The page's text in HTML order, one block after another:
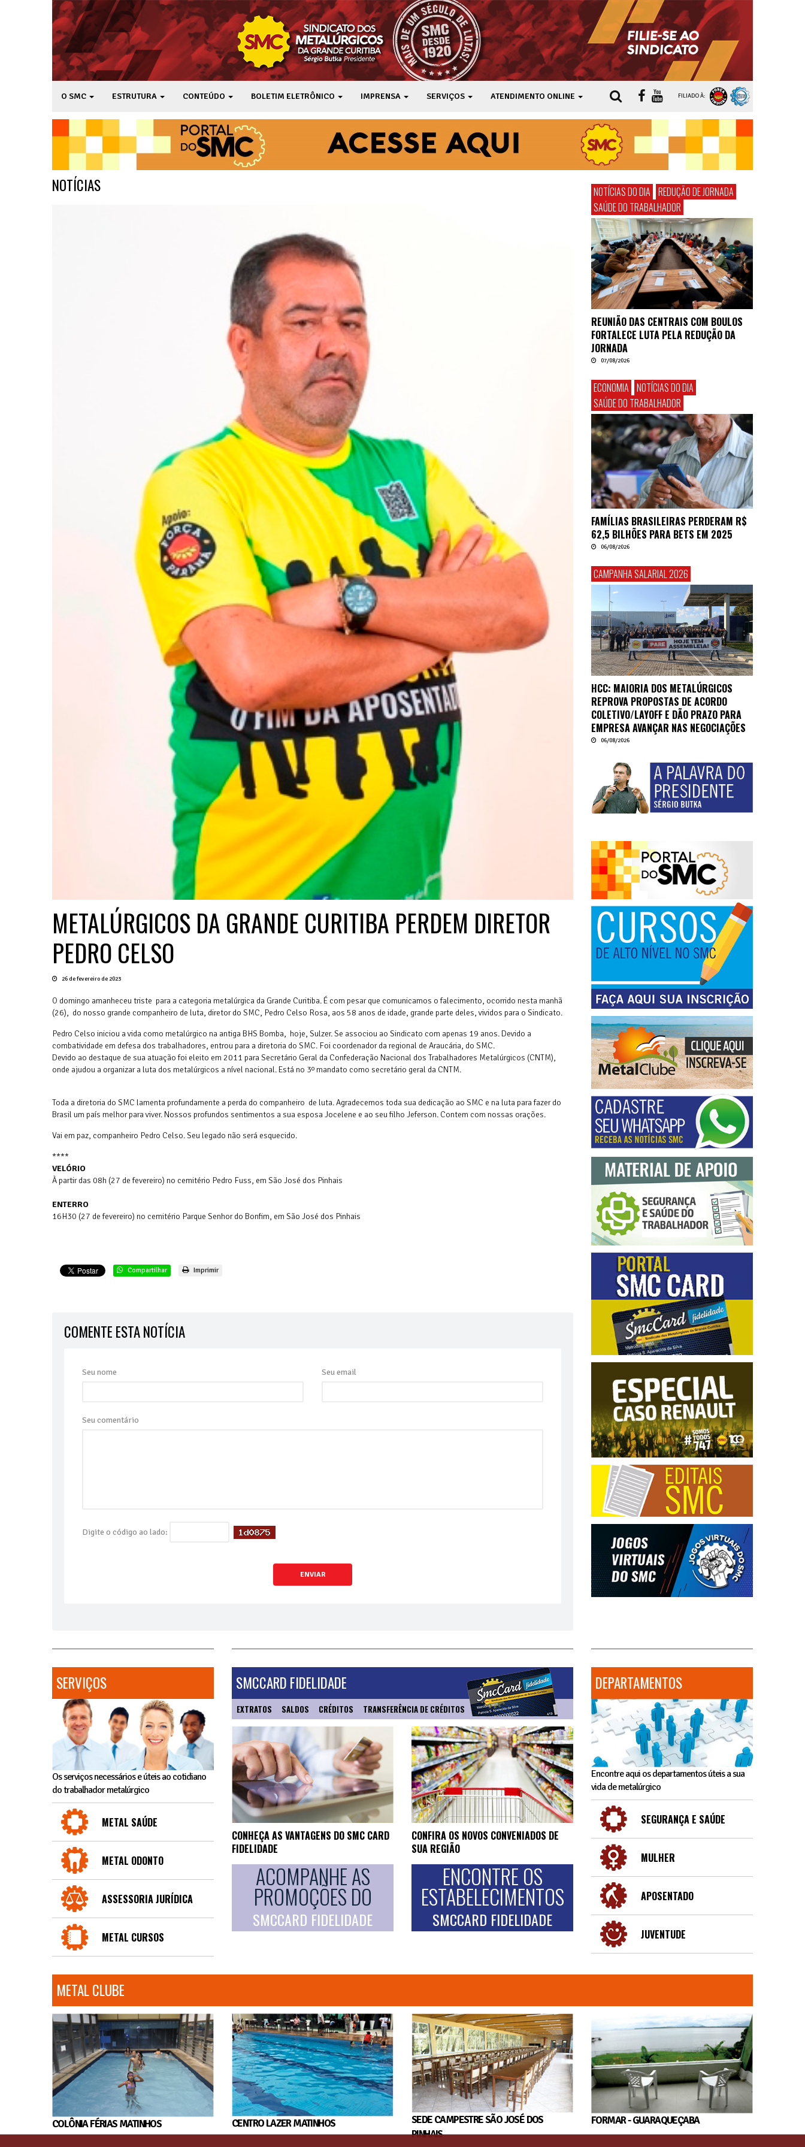
O SMC ESTRUTURA CONTEÚDO BOLETIM ELETRÔNICO IMPRENSA SERVIÇOS ATENDIMENTO ONLINE FILIADO À:
NOTÍCIAS
METALÚRGICOS DA GRANDE CURITIBA PERDEM DIRETOR
PEDRO CELSO
26 de fevereiro de 2023
O domingo amanheceu triste para a categoria metalúrgica da Grande Curitiba. É com pesar que comunicamos o falecimento, ocorrido nesta manhã
(26), do nosso grande companheiro de luta, diretor do SMC, Pedro Celso Rosa, aos 58 anos de idade, grande parte deles, vividos para o Sindicato.
Pedro Celso iniciou a vida como metalúrgico na antiga BHS Bomba, hoje, Sulzer. Se associou ao Sindicato com apenas 19 anos. Devido a
combatividade em defesa dos trabalhadores, entrou para a diretoria do SMC. Foi coordenador da regional de Araucária, do SMC.
Devido ao destaque de sua atuação foi eleito em 2011 para Secretário Geral da Confederação Nacional dos Trabalhadores Metalúrgicos (CNTM),
onde ajudou a organizar a luta dos metalúrgicos a nível nacional. Está no 3º mandato como secretário geral da CNTM.
Toda a diretoria do SMC lamenta profundamente a perda do companheiro de luta. Agradecemos toda sua dedicação ao SMC e na luta para fazer do
Brasil um país melhor para viver. Nossos profundos sentimentos a sua esposa Jocelene e ao seu filho Jeferson. Contem com nossas orações.
Vai em paz, companheiro Pedro Celso. Seu legado não será esquecido.
****
VELÓRIO
À partir das 08h (27 de fevereiro) no cemitério Pedro Fuss, em São José dos Pinhais
ENTERRO
16H30 (27 de fevereiro) no cemitério Parque Senhor do Bonfim, em São José dos Pinhais
Compartilhar Imprimir
COMENTE ESTA NOTÍCIA
Seu nome Seu email
Seu comentário
Digite o código ao lado:
ENVIAR
NOTÍCIAS DO DIA REDUÇÃO DE JORNADA
SAÚDE DO TRABALHADOR
REUNIÃO DAS CENTRAIS COM BOULOS
FORTALECE LUTA PELA REDUÇÃO DA
JORNADA
07/08/2026
ECONOMIA NOTÍCIAS DO DIA
SAÚDE DO TRABALHADOR
FAMÍLIAS BRASILEIRAS PERDERAM R$
62,5 BILHÕES PARA BETS EM 2025
06/08/2026
CAMPANHA SALARIAL 2026
HCC: MAIORIA DOS METALÚRGICOS
REPROVA PROPOSTAS DE ACORDO
COLETIVO/LAYOFF E DÃO PRAZO PARA
EMPRESA AVANÇAR NAS NEGOCIAÇÕES
06/08/2026
SERVIÇOS
Os serviços necessários e úteis ao cotidiano
do trabalhador metalúrgico
METAL SAÚDE
METAL ODONTO
ASSESSORIA JURÍDICA
METAL CURSOS
SMCCARD FIDELIDADE
EXTRATOS SALDOS CRÉDITOS TRANSFERÊNCIA DE CRÉDITOS
CONHEÇA AS VANTAGENS DO SMC CARD
FIDELIDADE
ACOMPANHE AS
PROMOÇÕES DO
SMCCARD FIDELIDADE
CONFIRA OS NOVOS CONVENIADOS DE
SUA REGIÃO
ENCONTRE OS
ESTABELECIMENTOS
SMCCARD FIDELIDADE
DEPARTAMENTOS
Encontre aqui os departamentos úteis a sua
vida de metalúrgico
SEGURANÇA E SAÚDE
MULHER
APOSENTADO
JUVENTUDE
METAL CLUBE
COLÔNIA FÉRIAS MATINHOS CENTRO LAZER MATINHOS
SEDE CAMPESTRE SÃO JOSÉ DOS
PINHAIS
FORMAR - GUARAQUEÇABA